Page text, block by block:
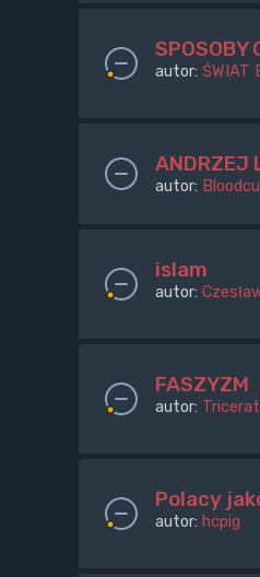
SPOSOBY
autor: ŚWIAT
ANDRZEJ
autor:
islam
autor:
FASZYZM
autor:
Polacy
autor: hcpig